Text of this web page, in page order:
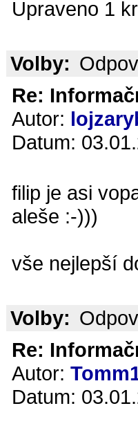
Upraveno 1
Volby:
Re:
Autor:
Datum:
filip je asi
aleše :-)))
vše nejlepší
Volby:
Re:
Autor:
Datum: